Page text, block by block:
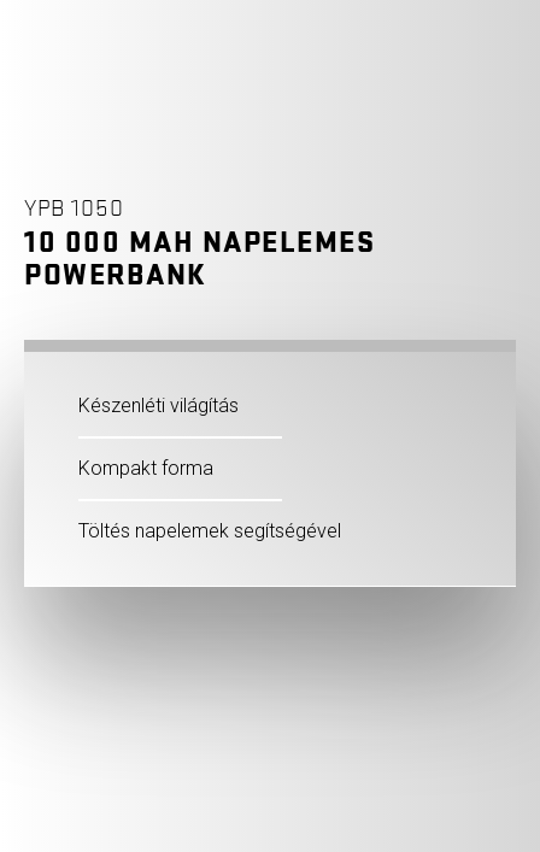
YPB 1050
10 000 MAH NAPELEMES
POWERBANK
Készenléti világítás
Kompakt forma
Töltés napelemek segítségével